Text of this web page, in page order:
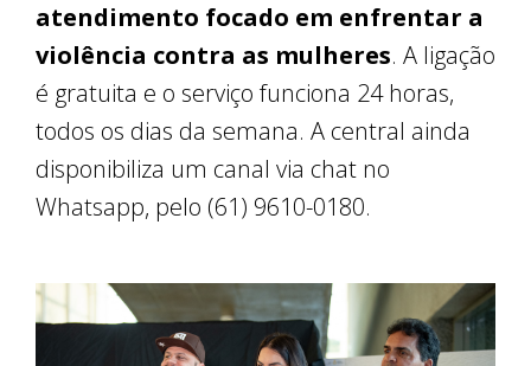
atendimento focado em enfrentar a
violência contra as mulheres. A ligação
é gratuita e o serviço funciona 24 horas,
todos os dias da semana. A central ainda
disponibiliza um canal via chat no
Whatsapp, pelo (61) 9610-0180.